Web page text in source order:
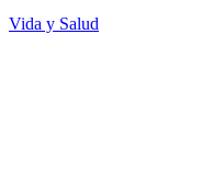
Vida y Salud